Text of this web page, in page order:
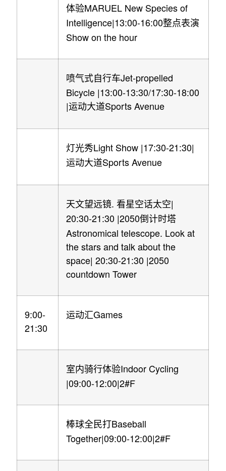
体验MARUEL New Species of
Intelligence|13:00-16:00整点表演
Show on the hour
喷气式自行车Jet-propelled
Bicycle |13:00-13:30/17:30-18:00
|运动大道Sports Avenue
灯光秀Light Show |17:30-21:30|
运动大道Sports Avenue
天文望远镜.看星空话太空|
20:30-21:30 |2050倒计时塔
Astronomical telescope. Look at
the stars and talk about the
space| 20:30-21:30 |2050
countdown Tower
9:00-
21:30
运动汇Games
室内骑行体验Indoor Cycling
|09:00-12:00|2#F
棒球全民打Baseball
Together|09:00-12:00|2#F